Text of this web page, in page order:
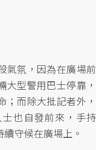
氣氛，因為在廣場前
大型警用巴士停靠，
而除大批記者外，
也自發前來，手持
續守候在廣場上。